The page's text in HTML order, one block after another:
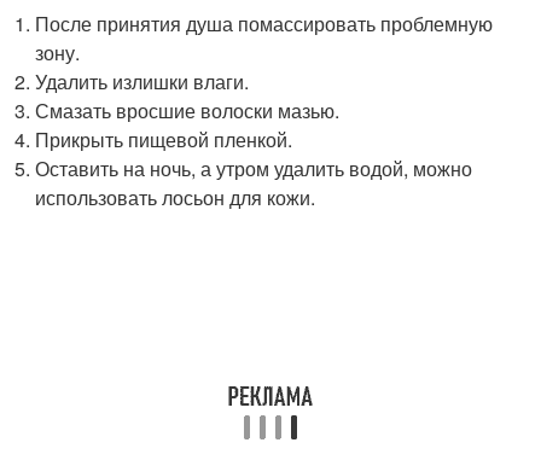
После принятия душа помассировать проблемную
зону.
Удалить излишки влаги.
Смазать вросшие волоски мазью.
Прикрыть пищевой пленкой.
Оставить на ночь, а утром удалить водой, можно
использовать лосьон для кожи.